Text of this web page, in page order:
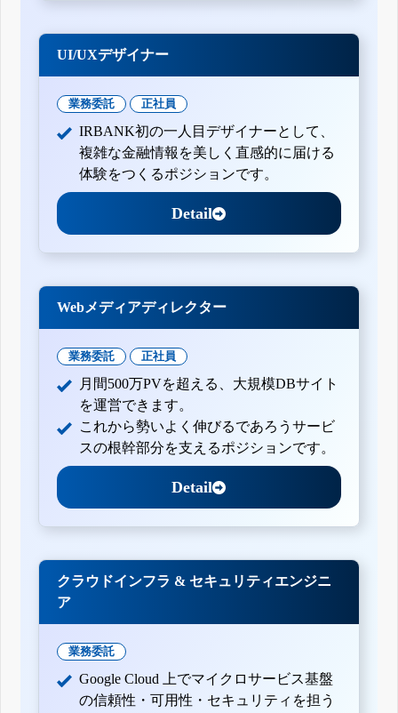
UI/UXデザイナー
業務委託 正社員
IRBANK初の一人目デザイナーとして、
複雑な金融情報を美しく直感的に届ける
体験をつくるポジションです。
Detail
Webメディアディレクター
業務委託 正社員
月間500万PVを超える、大規模DBサイト
を運営できます。
これから勢いよく伸びるであろうサービ
スの根幹部分を支えるポジションです。
Detail
クラウドインフラ & セキュリティエンジニ
ア
業務委託
Google Cloud 上でマイクロサービス基盤
の信頼性・可用性・セキュリティを担う